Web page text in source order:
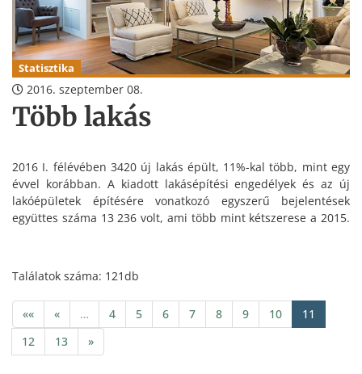
Statisztika
2016. szeptember 08.
Több lakás
2016 I. félévében 3420 új lakás épült, 11%-kal több, mint egy
évvel korábban. A kiadott lakásépítési engedélyek és az új
lakóépületek építésére vonatkozó egyszerű bejelentések
együttes száma 13 236 volt, ami több mint kétszerese a 2015.
Találatok száma: 121db
«« « … 4 5 6 7 8 9 10
11
12
13 »